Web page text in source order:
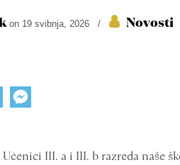
on 19 svibnja, 2026 / Novosti
WhatsApp
Učenici III. a i III. b razreda naše